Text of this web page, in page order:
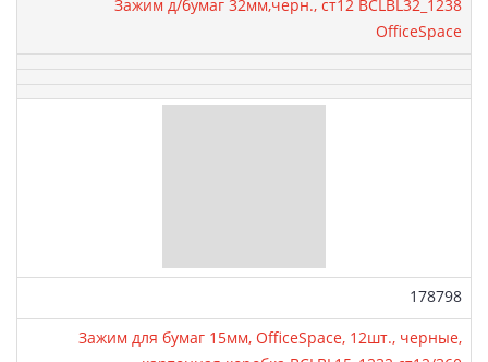
Зажим д/бумаг 32мм,черн., ст12 BCLBL32_1238
OfficeSpace
Артикул:
178798
Зажим для бумаг 15мм, OfficeSpace, 12шт., черные,